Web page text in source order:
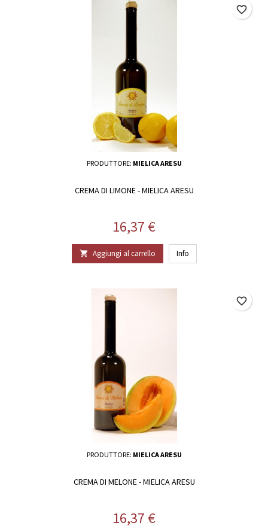
PRODUTTORE: MIELICA ARESU
CREMA DI LIMONE - MIELICA ARESU
Prezzo
16,37 €
 Aggiungi al carrello Info
favorite_border
PRODUTTORE: MIELICA ARESU
CREMA DI MELONE - MIELICA ARESU
Prezzo
16,37 €
favorite_border